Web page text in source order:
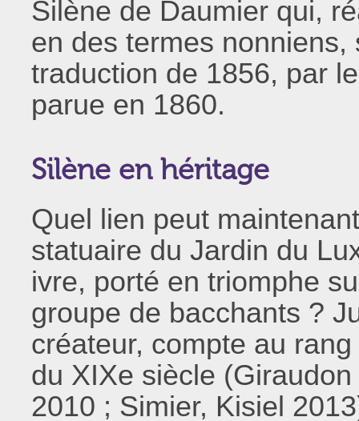
Silène de Daumier qui,
en des termes nonniens,
traduction de 1856, par
parue en 1860.
Silène en héritage
Quel lien peut
statuaire du Jardin du
ivre, porté en triomphe
groupe de bacchants ?
créateur, compte au
du XIXe siècle
2010 ; Simier, Kisiel